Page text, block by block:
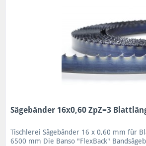
Sägebänder 16x0,60 ZpZ=3
Tischlerei Sägebänder 16 x 0,60 mm für
6500 mm Die Banso "FlexBack"